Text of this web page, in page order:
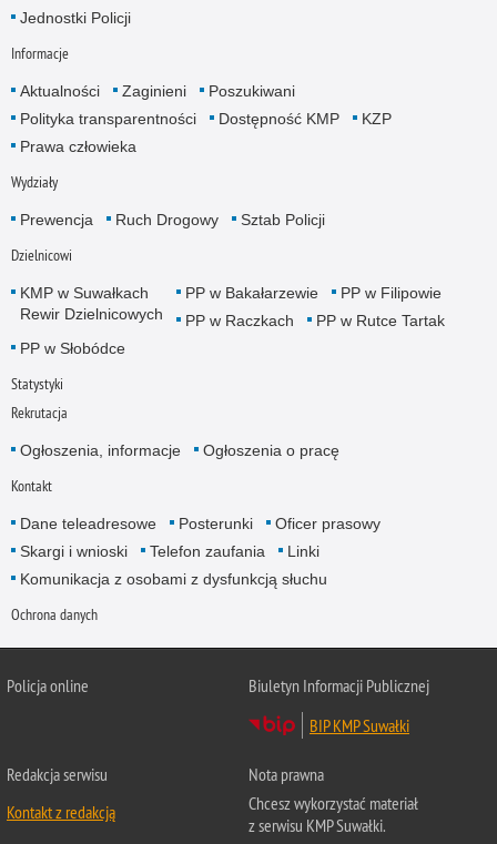
Jednostki Policji
Informacje
Aktualności Zaginieni
Poszukiwani
Polityka transparentności
Dostępność KMP
KZP
Prawa człowieka
Wydziały
Prewencja Ruch Drogowy Sztab Policji
Dzielnicowi
KMP w Suwałkach
Rewir Dzielnicowych
PP w Bakałarzewie
PP w Filipowie
PP w Raczkach
PP w Rutce Tartak
PP w Słobódce
Statystyki
Rekrutacja
Ogłoszenia, informacje Ogłoszenia o pracę
Kontakt
Dane teleadresowe Posterunki
Oficer prasowy
Skargi i wnioski
Telefon zaufania
Linki
Komunikacja z osobami z dysfunkcją słuchu
Ochrona danych
Policja online
Biuletyn Informacji Publicznej
BIP KMP Suwałki
Redakcja serwisu
Kontakt z redakcją
Nota prawna
Chcesz wykorzystać materiał
z serwisu KMP Suwałki.